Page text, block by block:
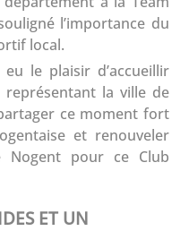
l’importance du
local.
le plaisir d’accueillir
représentant la ville de
ce moment fort
et renouveler
Nogent pour ce Club
ET UN